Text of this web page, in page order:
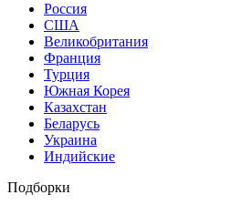
Россия
США
Великобритания
Франция
Турция
Южная Корея
Казахстан
Беларусь
Украина
Индийские
Подборки